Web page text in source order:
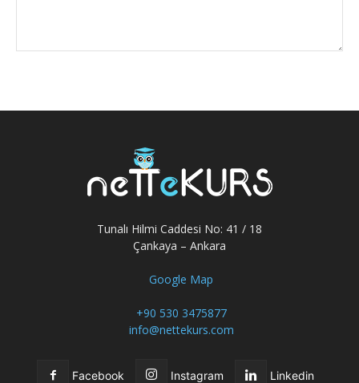
Tunalı Hilmi Caddesi No: 41 / 18
Çankaya – Ankara
Google Map
+90 530 3475877
info@nettekurs.com
Facebook Instagram Linkedin